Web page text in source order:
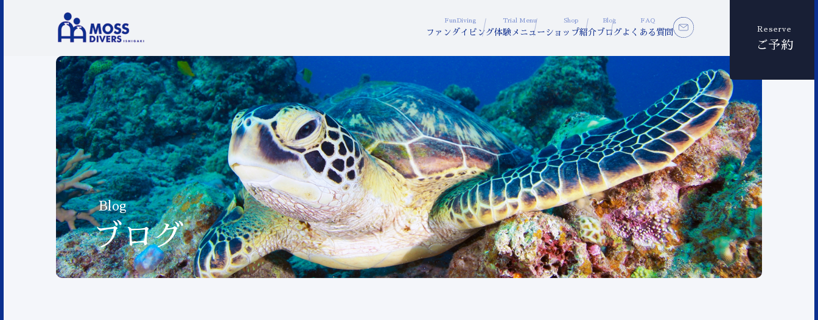
FunDiving
ファンダイビング
Trial Menu
体験メニュー
Shop
ショップ紹介
Blog
ブログ
FAQ
よくある質問 Reserve
ご予約
Blog
ブログ